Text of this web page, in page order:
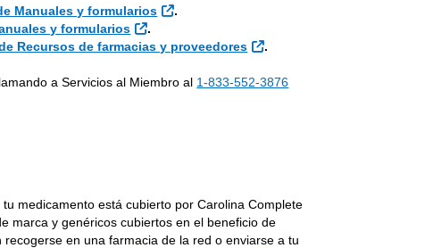
Manuales y formularios Sitio Externo
.
y formularios Sitio Externo
.
Recursos de farmacias y proveedores Sitio Externo
.
a Servicios al Miembro al 1-833-552-3876
medicamento está cubierto por Carolina Complete
marca y genéricos cubiertos en el beneficio de
en una farmacia de la red o enviarse a tu